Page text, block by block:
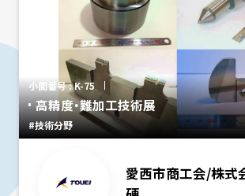
小間番号 : K-75
高精度・難加工技術展
#技術分野
愛西市商工会/株式